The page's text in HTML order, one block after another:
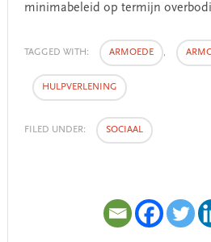
minimabeleid op termijn
TAGGED WITH: ARMOEDE ,
HULPVERLENING
FILED UNDER: SOCIAAL